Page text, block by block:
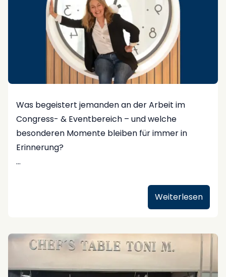
Perfekt für diejenigen, die auf der Suche nach
dem Besonderen sind.
Was begeistert jemanden an der Arbeit im
Congress- & Eventbereich – und welche
besonderen Momente bleiben für immer in
Erinnerung?
Managerin bei COLUMBUS Congress & Events,
Seit etwa 30 Jahren ist sie mit viel Engagement
in der Branche tätig – und beantwortet für uns
Weiterlesen